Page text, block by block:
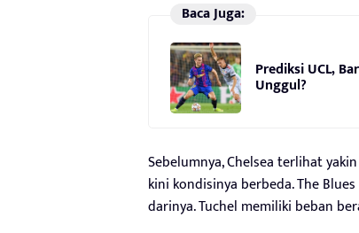
Baca Juga:
Prediksi UCL,
Unggul?
Sebelumnya, Chelsea terlihat
kini kondisinya berbeda. The
darinya. Tuchel memiliki beban